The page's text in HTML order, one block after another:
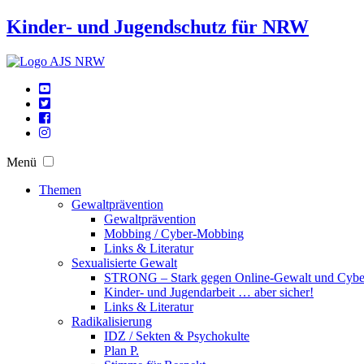
Kinder- und Jugendschutz für NRW
Menü
Themen
Gewaltprävention
Gewaltprävention
Mobbing / Cyber-Mobbing
Links & Literatur
Sexualisierte Gewalt
STRONG – Stark gegen Online-Gewalt und
Kinder- und Jugendarbeit … aber sicher!
Links & Literatur
Radikalisierung
IDZ / Sekten & Psychokulte
Plan P.